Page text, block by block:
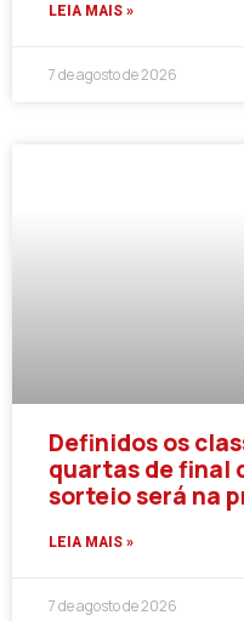
LEIA MAIS »
7 de agosto de 2026
Definidos os
quartas de final
sorteio será na
LEIA MAIS »
7 de agosto de 2026